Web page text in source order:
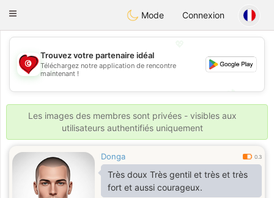
Tunisia Dating
Toggle
Mode Connexion
💖
💕
💕
Trouvez votre partenaire idéal
Téléchargez notre application de rencontre
maintenant !
Les images des membres sont privées - visibles aux
utilisateurs authentifiés uniquement
Donga 0.3
Très doux Très gentil et très et très
fort et aussi courageux.